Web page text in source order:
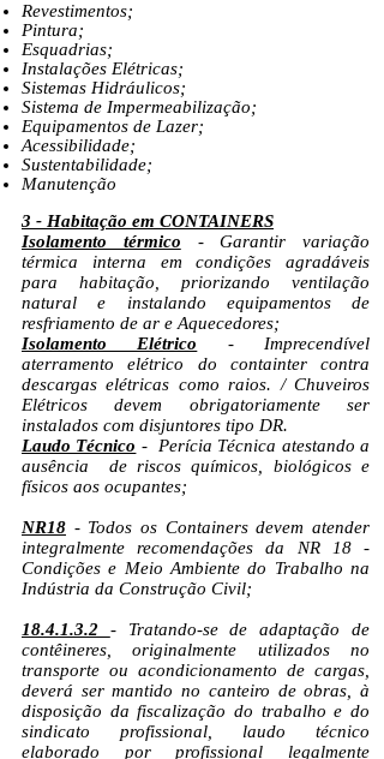
Revestimentos;
Pintura;
Esquadrias;
Instalações Elétricas;
Sistemas Hidráulicos;
Sistema de Impermeabilização;
Equipamentos de Lazer;
Acessibilidade;
Sustentabilidade;
Manutenção
3 - Habitação em CONTAINERS
Isolamento térmico - Garantir variação
térmica interna em condições agradáveis
para habitação, priorizando ventilação
natural e instalando equipamentos de
resfriamento de ar e Aquecedores;
Isolamento Elétrico - Imprecendível
aterramento elétrico do containter contra
descargas elétricas como raios. / Chuveiros
Elétricos devem obrigatoriamente ser
instalados com disjuntores tipo DR.
Laudo Técnico - Perícia Técnica atestando a
ausência de riscos químicos, biológicos e
físicos aos ocupantes;
NR18 - Todos os Containers devem atender
integralmente recomendações da NR 18 -
Condições e Meio Ambiente do Trabalho na
Indústria da Construção Civil;
18.4.1.3.2
- Tratando-se de adaptação de
contêineres, originalmente utilizados no
transporte ou acondicionamento de cargas,
deverá ser mantido no canteiro de obras, à
disposição da fiscalização do trabalho e do
sindicato profissional, laudo técnico
elaborado por profissional legalmente